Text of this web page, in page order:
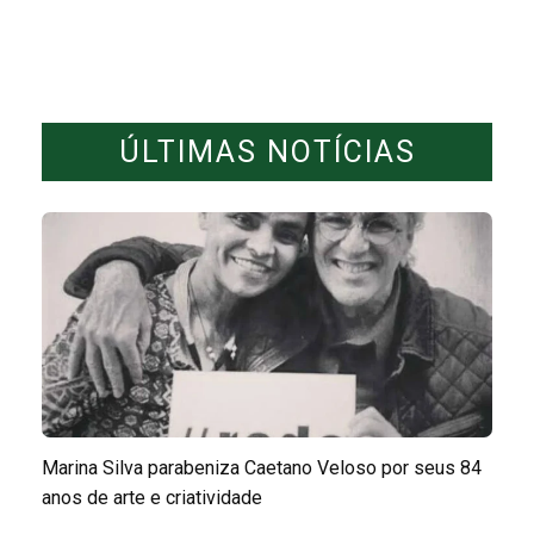
ÚLTIMAS NOTÍCIAS
Marina Silva parabeniza Caetano Veloso por seus 84
anos de arte e criatividade